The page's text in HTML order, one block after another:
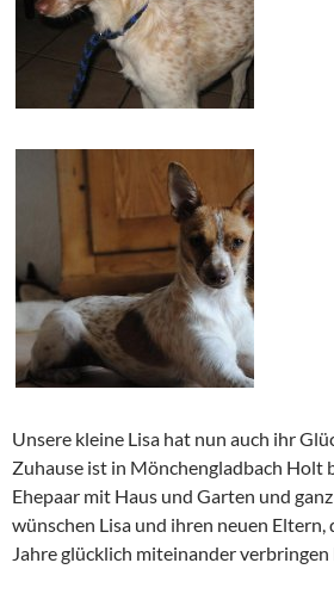
Unsere kleine Lisa hat nun auch ihr
Zuhause ist in Mönchengladbach Holt
Ehepaar mit Haus und Garten und
wünschen Lisa und ihren neuen Eltern,
Jahre glücklich miteinander verbringen